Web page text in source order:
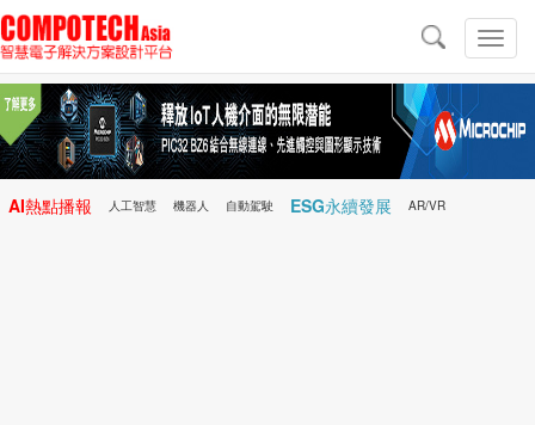
切
換
導
導
航
AI熱點播報 人工智慧 機器人 自動駕駛 ESG永續發展 AR/VR